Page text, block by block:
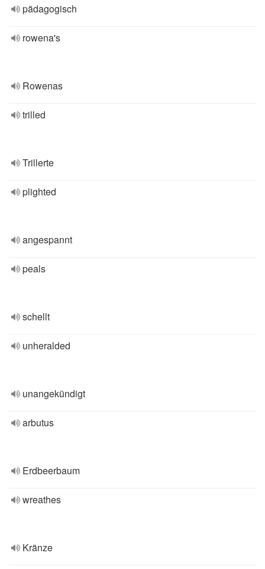
pädagogisch
rowena's
Rowenas
trilled
Trillerte
plighted
angespannt
peals
schellt
unheralded
unangekündigt
arbutus
Erdbeerbaum
wreathes
Kränze